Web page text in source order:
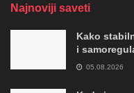
Najnoviji saveti
Kako
i
05.08.2026